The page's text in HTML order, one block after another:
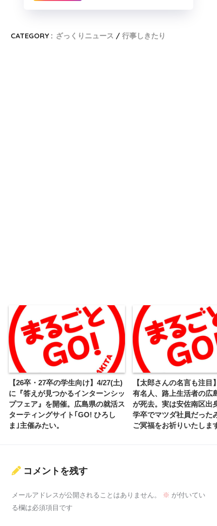
CATEGORY : ざっくりニュース 行事しきたり
【26卒・27卒の学生向け】4/27(土)
に『答えが見つかるインターンシッ
プフェア』を開催。広島県の就活ス
ターティングサイト｢GO! ひろし
ま｣主催みたい。
【太郎さんの名言も注目
有名人、路上生活者の広
が死去。実は安佐南区出
学卒でマツダ社員だった
ご冥福をお祈りいたしま
コメントを残す
メールアドレスが公開されることはありません。 ※ が付いてい
る欄は必須項目です